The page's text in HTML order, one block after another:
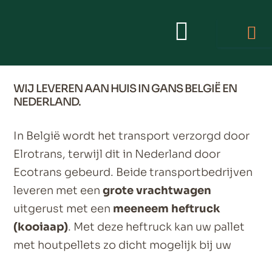
WIJ LEVEREN AAN HUIS IN GANS BELGIË EN
NEDERLAND.
In België wordt het transport verzorgd door
Elrotrans, terwijl dit in Nederland door
Ecotrans gebeurd. Beide transportbedrijven
leveren met eengrote vrachtwagen
uitgerust met een meeneem heftruck
(kooiaap). Met deze heftruck kan uw pallet
met houtpellets zo dicht mogelijk bij uw